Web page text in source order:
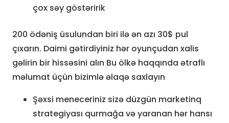
çox səy göstəririk
200 ödəniş üsulundan biri ilə ən azı 30$ pul
çıxarın. Daimi gətirdiyiniz hər oyunçudan xalis
gəlirin bir hissəsini alın Bu ölkə haqqında ətraflı
məlumat üçün bizimlə əlaqə saxlayın
Şəxsi meneceriniz sizə düzgün marketinq
strategiyası qurmağa və yaranan hər hansı